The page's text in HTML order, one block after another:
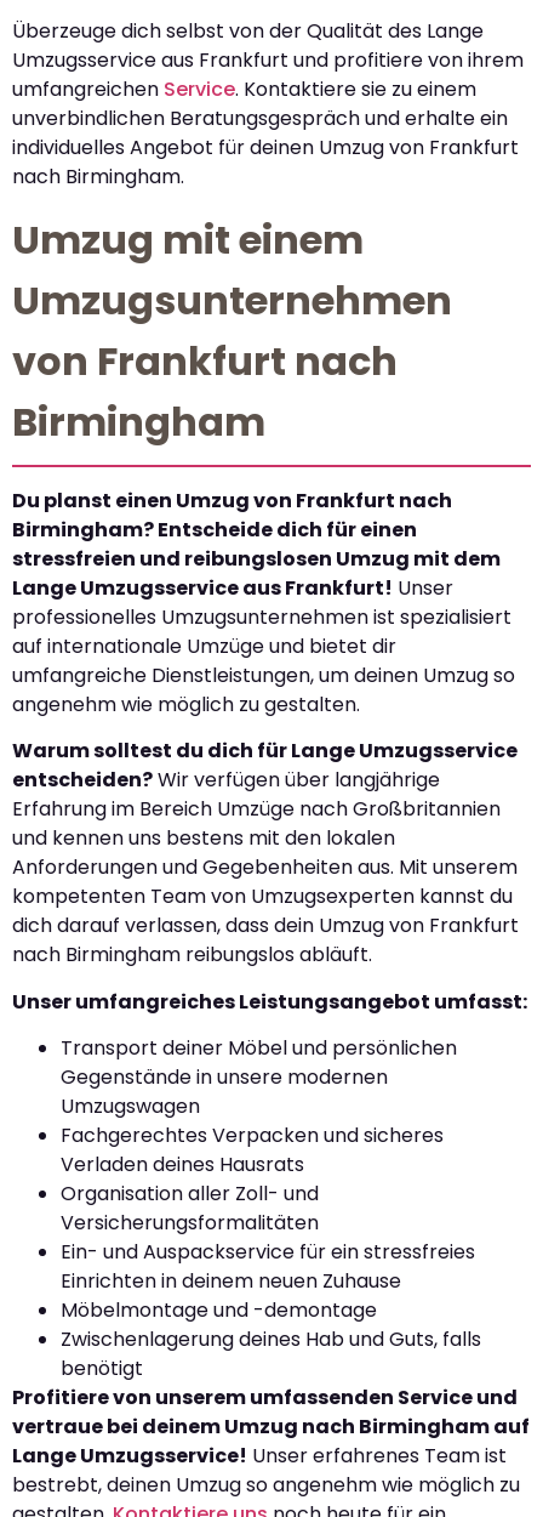
Überzeuge dich selbst von der Qualität des Lange
Umzugsservice aus Frankfurt und profitiere von ihrem
umfangreichen Service. Kontaktiere sie zu einem
unverbindlichen Beratungsgespräch und erhalte ein
individuelles Angebot für deinen Umzug von Frankfurt
nach Birmingham.
Umzug mit einem
Umzugsunternehmen
von Frankfurt nach
Birmingham
Du planst einen Umzug von Frankfurt nach
Birmingham? Entscheide dich für einen
stressfreien und reibungslosen Umzug mit dem
Lange Umzugsservice aus Frankfurt! Unser
professionelles Umzugsunternehmen ist spezialisiert
auf internationale Umzüge und bietet dir
umfangreiche Dienstleistungen, um deinen Umzug so
angenehm wie möglich zu gestalten.
Warum solltest du dich für Lange Umzugsservice
entscheiden?Wir verfügen über langjährige
Erfahrung im Bereich Umzüge nach Großbritannien
und kennen uns bestens mit den lokalen
Anforderungen und Gegebenheiten aus. Mit unserem
kompetenten Team von Umzugsexperten kannst du
dich darauf verlassen, dass dein Umzug von Frankfurt
nach Birmingham reibungslos abläuft.
Unser umfangreiches Leistungsangebot umfasst:
Transport deiner Möbel und persönlichen
Gegenstände in unsere modernen
Umzugswagen
Fachgerechtes Verpacken und sicheres
Verladen deines Hausrats
Organisation aller Zoll- und
Versicherungsformalitäten
Ein- und Auspackservice für ein stressfreies
Einrichten in deinem neuen Zuhause
Möbelmontage und -demontage
Zwischenlagerung deines Hab und Guts, falls
benötigt
Profitiere von unserem umfassenden Service und
vertraue bei deinem Umzug nach Birmingham auf
Lange Umzugsservice! Unser erfahrenes Team ist
bestrebt, deinen Umzug so angenehm wie möglich zu